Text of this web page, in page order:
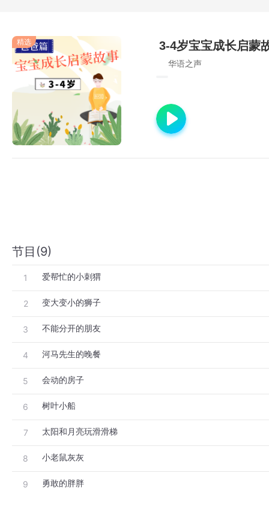
精选 3-4岁宝宝成长启蒙
华语之声
节目(9)
1 爱帮忙的小刺猬
2 变大变小的狮子
3 不能分开的朋友
4 河马先生的晚餐
5 会动的房子
6 树叶小船
7 太阳和月亮玩滑滑梯
8 小老鼠灰灰
9 勇敢的胖胖